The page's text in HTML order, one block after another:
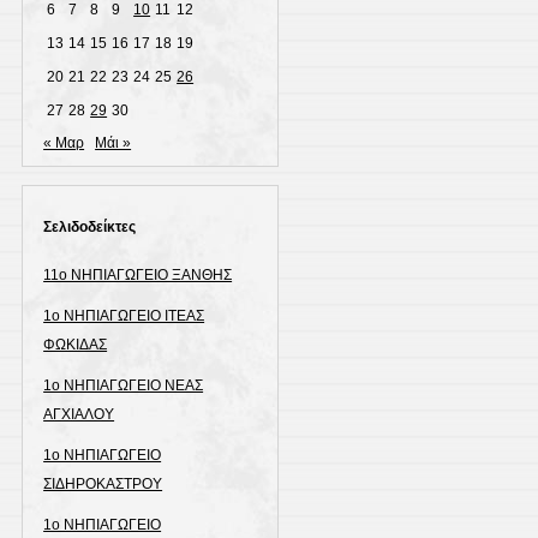
6
7 8 9 10 11 12
13 14 15 16 17 18 19
20 21 22 23 24 25 26
27 28 29 30
« Μαρ
Μάι »
Σελιδοδείκτες
11ο ΝΗΠΙΑΓΩΓΕΙΟ ΞΑΝΘΗΣ
1ο ΝΗΠΙΑΓΩΓΕΙΟ ΙΤΕΑΣ
ΦΩΚΙΔΑΣ
1ο ΝΗΠΙΑΓΩΓΕΙΟ ΝΕΑΣ
ΑΓΧΙΑΛΟΥ
1ο ΝΗΠΙΑΓΩΓΕΙΟ
ΣΙΔΗΡΟΚΑΣΤΡΟΥ
1ο ΝΗΠΙΑΓΩΓΕΙΟ